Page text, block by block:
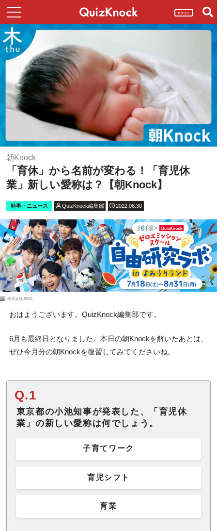
ログイン
朝Knock
「育休」から名前が変わる！「育児休
業」新しい愛称は？【朝Knock】
時事・ニュース QuizKnock編集部 2022.06.30
PR 株式会社JERA
おはようございます。QuizKnock編集部です。
6月も最終日となりました。本日の朝Knockを解いたあとは、
ぜひ今月分の朝Knockを復習してみてくださいね。
Q.1
東京都の小池知事が発表した、「育児休
業」の新しい愛称は何でしょう。
子育てワーク
育児シフト
育業